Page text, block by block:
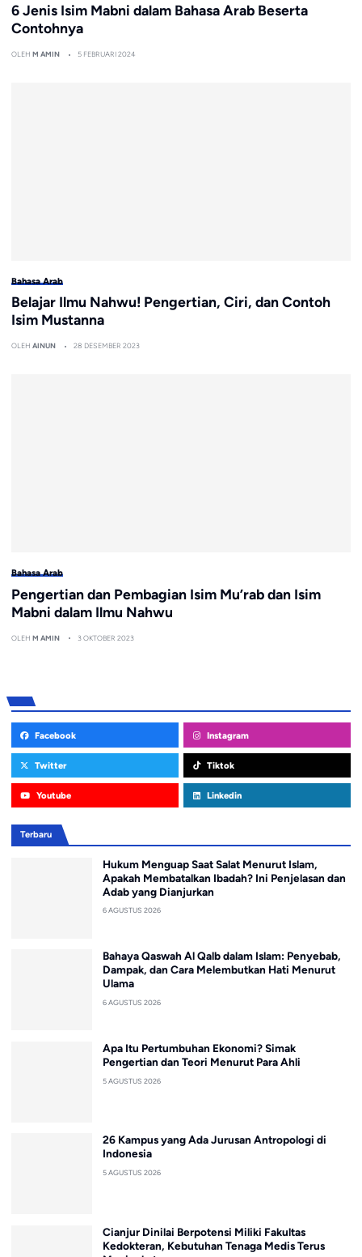
6 Jenis Isim Mabni dalam Bahasa Arab Beserta
Contohnya
OLEH M AMIN 5 FEBRUARI 2024
Bahasa Arab
Belajar Ilmu Nahwu! Pengertian, Ciri, dan Contoh
Isim Mustanna
OLEH AINUN 28 DESEMBER 2023
Bahasa Arab
Pengertian dan Pembagian Isim Mu’rab dan Isim
Mabni dalam Ilmu Nahwu
OLEH M AMIN 3 OKTOBER 2023
Facebook Instagram
Twitter Tiktok
Youtube Linkedin
Terbaru
Hukum Menguap Saat Salat Menurut Islam,
Apakah Membatalkan Ibadah? Ini Penjelasan dan
Adab yang Dianjurkan
6 AGUSTUS 2026
Bahaya Qaswah Al Qalb dalam Islam: Penyebab,
Dampak, dan Cara Melembutkan Hati Menurut
Ulama
6 AGUSTUS 2026
Apa Itu Pertumbuhan Ekonomi? Simak
Pengertian dan Teori Menurut Para Ahli
5 AGUSTUS 2026
26 Kampus yang Ada Jurusan Antropologi di
Indonesia
5 AGUSTUS 2026
Cianjur Dinilai Berpotensi Miliki Fakultas
Kedokteran, Kebutuhan Tenaga Medis Terus